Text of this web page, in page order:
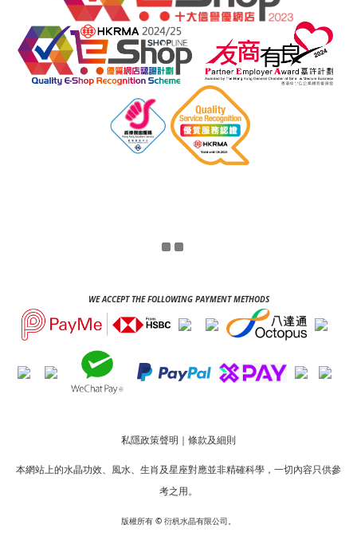
WE ACCEPT THE FOLLOWING PAYMENT METHODS
私隱政策聲明 ｜ 條款及細則
本網站上的水晶功效、風水、生肖及星座對應並非精確科學，一切內容只供參
考之用。
版權所有 © 衍杋水晶有限公司。